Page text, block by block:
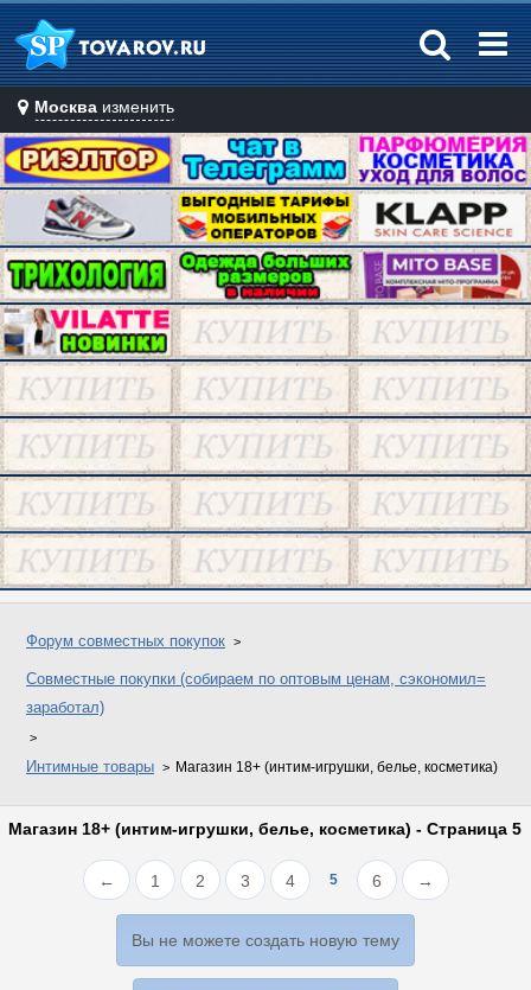
Москва изменить
Форум совместных покупок
Совместные покупки (собираем по оптовым ценам, сэкономил=
заработал)
Интимные товары Магазин 18+ (интим-игрушки, белье, косметика)
Магазин 18+ (интим-игрушки, белье, косметика) - Страница 5
← 1 2 3 4 5 6 →
Вы не можете создать новую тему